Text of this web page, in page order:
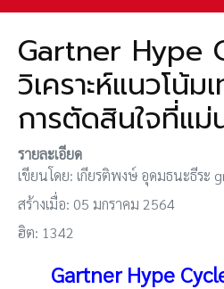
Gartner Hype
วิเคราะห์แนวโน้ม
การตัดสินใจที่แม่
รายละเอียด
เขียนโดย: เกียรติพงษ์ อุดมธนะธีระ
สร้างเมื่อ: 05 มกราคม 2564
ฮิต: 1342
Gartner Hype